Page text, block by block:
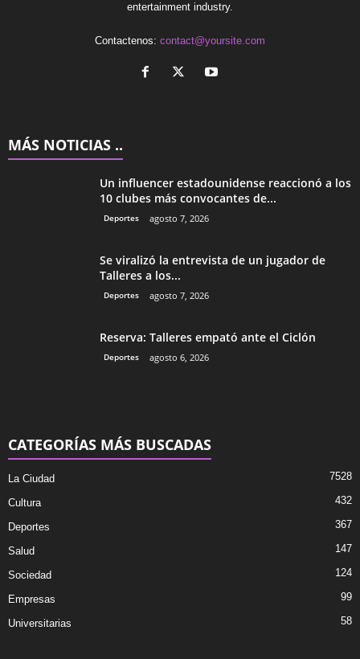
entertainment industry.
Contactenos: contact@yoursite.com
MÁS NOTICIAS ..
Un influencer estadounidense reaccionó a los
10 clubes más convocantes de...
Deportes agosto 7, 2026
Se viralizó la entrevista de un jugador de
Talleres a los...
Deportes agosto 7, 2026
Reserva: Talleres empató ante el Ciclón
Deportes agosto 6, 2026
CATEGORÍAS MÁS BUSCADAS
La Ciudad 7528
Cultura 432
Deportes 367
Salud 147
Sociedad 124
Empresas 99
Universitarias 58